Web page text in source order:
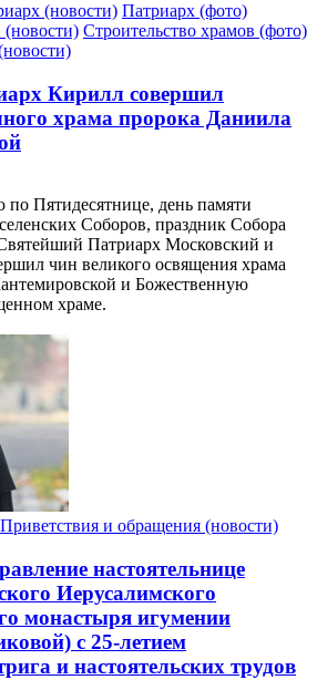
(новости) Патриарх (фото)
(новости) Строительство храмов (фото)
Кирилл совершил
храма пророка Даниила
Пятидесятнице, день памяти
Соборов, праздник Собора
Патриарх Московский и
чин великого освящения храма
и Божественную
храме.
Приветствия и обращения (новости)
настоятельнице
Иерусалимского
монастыря игумении
с 25-летием
и настоятельских трудов